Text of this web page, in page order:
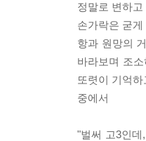
정말로 변하
손가락은 굳
항과 원망의
바라보며 조
또렷이 기억
중에서
"벌써 고3인